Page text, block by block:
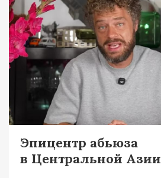
Эпицентр абьюза
в Центральной Азии